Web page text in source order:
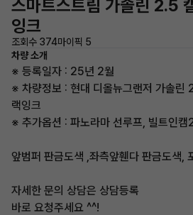
스마트스트림 가솔린 2.5
잉크
조회수 374마이픽 5
차량 소개
※ 등록일자 : 25년 2월
※ 차량정보 : 현대 디올뉴그랜저 가솔
랙잉크
※ 추가옵션 : 파노라마 선루프, 빌트인캠
앞범퍼 판금도색 ,좌측앞휀다 판금도색,
자세한 문의 상담은 상담등록
바로 요청주세요 ^^!